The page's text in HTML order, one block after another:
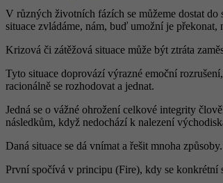
V různých životních fázích se můžeme dostat do
situace zvládáme, nám, buď umožní je překonat,
Krizová či zátěžová situace může být ztráta
Tyto situace doprovází výrazné emoční
racionálně se rozhodovat a jednat.
Jedná se o vážné ohrožení celkové integrity
následkům, když nedochází k nalezení
Daná situace se dá vnímat a řešit mnoha
První spočívá v principu (Fire), kdy se konkrétní